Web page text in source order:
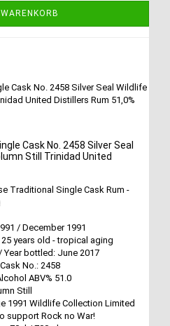
WARENKORB
Cask No. 2458 Silver Seal
Still Trinidad United
Traditional Single Cask Rum -
/ December 1991
years old - tropical aging
bottled: June 2017
No.: 2458
ABV% 51.0
Still
1991 Wildlife Collection Limited
support Rock no War!